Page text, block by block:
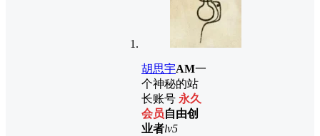
胡思宇AM一
个神秘的站
长账号 永久
会员自由创
业者lv5